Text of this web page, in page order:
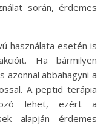
során, érdemes
használata esetén is
Ha bármilyen
azonnal abbahagyni a
A peptid terápia
lehet, ezért a
alapján érdemes